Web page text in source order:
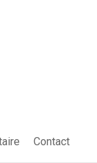
Contact